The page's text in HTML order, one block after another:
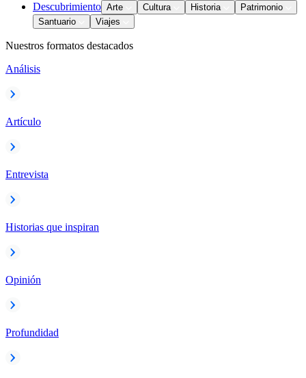
Descubrimiento Arte Cultura Historia
Patrimonio
Santuario
Viajes
Nuestros formatos destacados
Análisis
Artículo
Entrevista
Historias que inspiran
Opinión
Profundidad